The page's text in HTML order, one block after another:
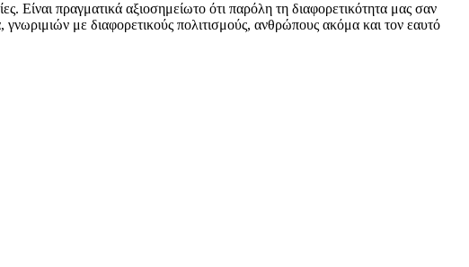
Είναι πραγματικά αξιοσημείωτο ότι παρόλη τη διαφορετικότητα μας σαν
με διαφορετικούς πολιτισμούς, ανθρώπους ακόμα και τον εαυτό